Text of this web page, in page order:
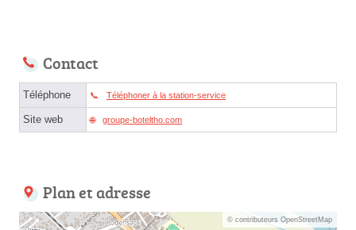
Contact
Téléphone Téléphoner à la station-service
Site web groupe-boteltho.com
Plan et adresse
© contributeurs OpenStreetMap